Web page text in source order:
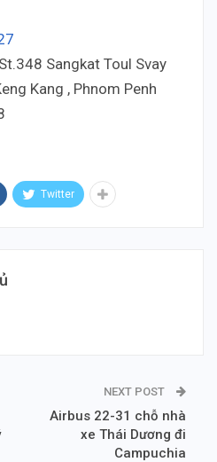
Sangkat Toul Svay
Kang , Phnom Penh
Twitter
NEXT POST
Airbus 22-31 chỗ nhà
xe Thái Dương đi
Campuchia